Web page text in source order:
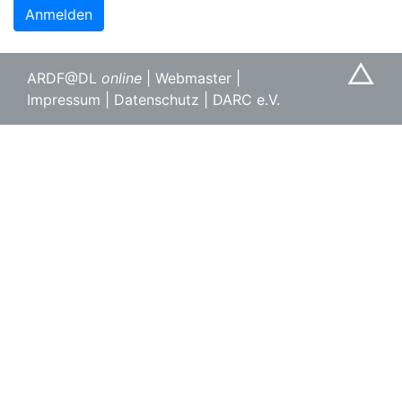
Anmelden
△
ARDF@DL online Webmaster
Impressum
Datenschutz DARC e.V.